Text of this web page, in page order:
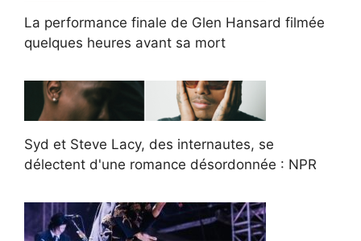
La performance finale de Glen Hansard filmée
quelques heures avant sa mort
Syd et Steve Lacy, des internautes, se
délectent d'une romance désordonnée : NPR